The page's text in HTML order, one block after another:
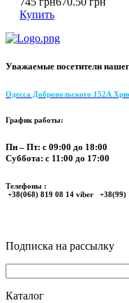
Купить
Уважаемые посетители
Одесса Добровольского 152А
График работы:
Пн – Пт: с 09:00 до 18:00
Суббота: с 11:00 до 17:00
Телефоны :
+38(068) 819 08 14 viber +38(99)
Подписка на рассылку
Каталог